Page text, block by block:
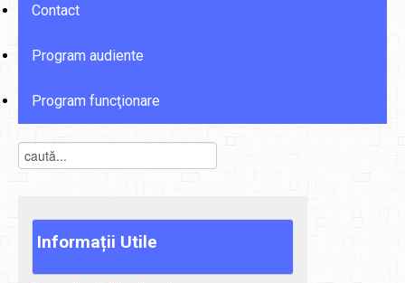
Contact
Program audiente
Program funcţionare
Informații Utile